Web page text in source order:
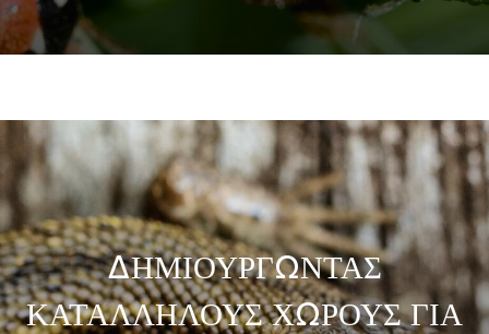
ΔΗΜΙΟΥΡΓΩΝΤΑΣ
ΚΑΤΑΛΛΗΛΟΥΣ ΧΩΡΟΥΣ ΓΙΑ